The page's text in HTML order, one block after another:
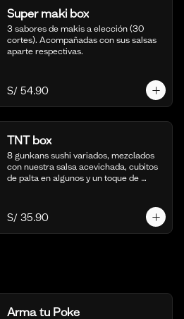
Super maki box
3 sabores de makis a elección (30
cortes). Acompañadas con sus salsas
aparte respectivas.
S/ 54.90
TNT box
8 gunkans sushi variados, mezclados
con nuestra salsa acevichada, cubitos
de palta en algunos y un toque de
S/ 35.90
Arma tu Poke